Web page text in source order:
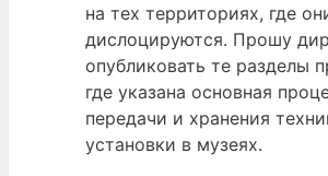
на тех территориях, где
дислоцируются. Прошу
опубликовать те разделы
где указана основная
передачи и хранения
установки в музеях.